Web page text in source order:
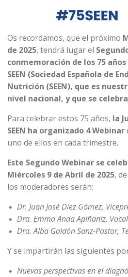
Os recordamos, que el próximo
de 2025, tendrá lugar el
conmemoración de los 75
SEEN (Sociedad Española de
Nutrición (SEEN), que es
nivel nacional, y que se
Para celebrar estos 75 años, la
SEEN ha organizado 4 Webinar
uno de ellos en cada trimestre.
Este Segundo Webinar se
Miércoles 9 de Abril de 2025,
los moderadores serán:
Dr. Juan José Díez Gómez,
Dra. Emma Anda Apiñaniz,
Dra. Alba Galdón Sanz-Pastor,
Y se impartirán las siguientes
Nuevas perspectivas en el